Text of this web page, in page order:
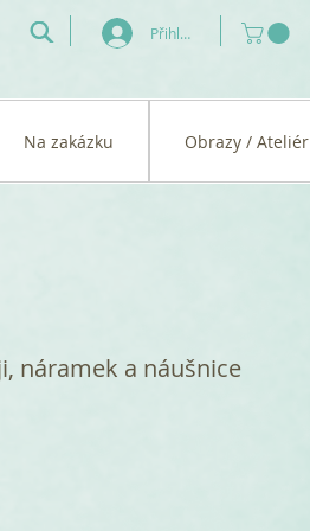
Přihlásit se
Na zakázku Obrazy / Ateliér
náramek a náušnice